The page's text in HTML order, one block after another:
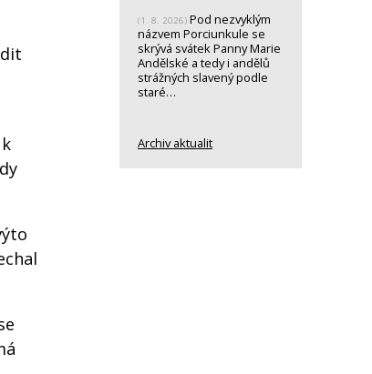
(1. 8. 2026) Pod nezvyklým
názvem Porciunkule se
skrývá svátek Panny Marie
Andělské a tedy i andělů
strážných slavený podle
staré…
Archiv aktualit